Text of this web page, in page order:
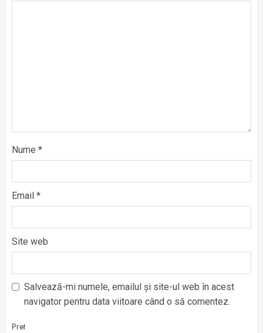
Nume *
Email *
Site web
Salvează-mi numele, emailul și site-ul web în acest
navigator pentru data viitoare când o să comentez.
Pret